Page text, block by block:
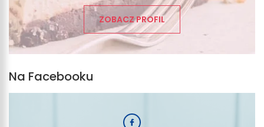
ZOBACZ PROFIL
Na Facebooku